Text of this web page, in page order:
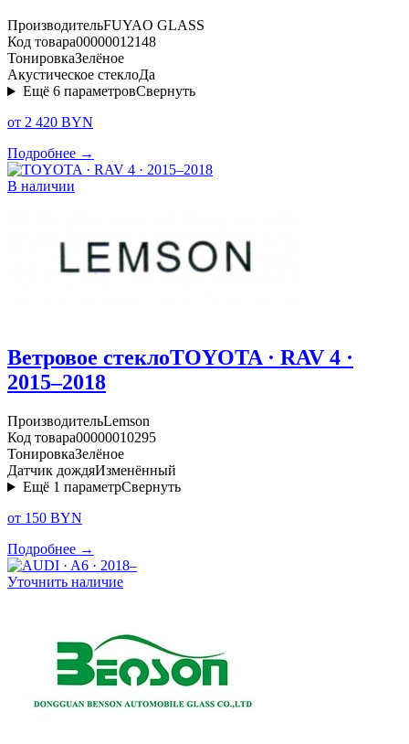
ПроизводительFUYAO GLASS
Код товара00000012148
ТонировкаЗелёное
Акустическое стеклоДа
Ещё 6 параметровСвернуть
от 2 420 BYN
Подробнее →
В наличии
Ветровое стеклоTOYOTA · RAV 4 ·
2015–2018
ПроизводительLemson
Код товара00000010295
ТонировкаЗелёное
Датчик дождяИзменённый
Ещё 1 параметрСвернуть
от 150 BYN
Подробнее →
Уточнить наличие